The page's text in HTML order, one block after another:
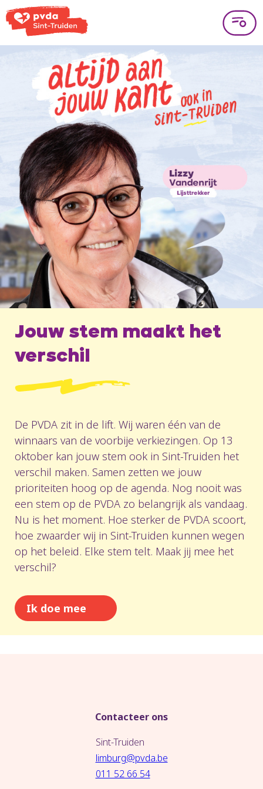
Jouw stem maakt het
verschil
De PVDA zit in de lift. Wij waren één van de
winnaars van de voorbije verkiezingen. Op 13
oktober kan jouw stem ook in Sint-Truiden het
verschil maken. Samen zetten we jouw
prioriteiten hoog op de agenda. Nog nooit was
een stem op de PVDA zo belangrijk als vandaag.
Nu is het moment. Hoe sterker de PVDA scoort,
hoe zwaarder wij in Sint-Truiden kunnen wegen
op het beleid. Elke stem telt. Maak jij mee het
verschil?
Ik doe mee
Contacteer ons
Sint-Truiden
limburg@pvda.be
011 52 66 54